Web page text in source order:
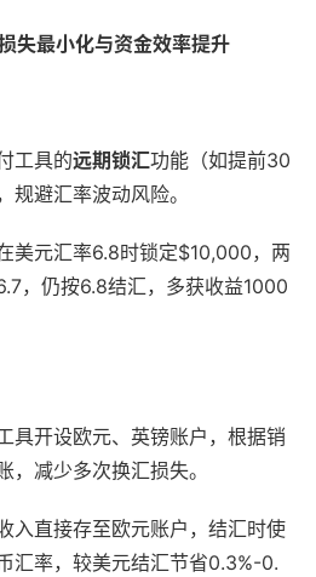
失最小化与资金效率提升
工具的远期锁汇功能（如提前30
规避汇率波动风险。
美元汇率6.8时锁定$10,000，两
，仍按6.8结汇，多获收益1000
具开设欧元、英镑账户，根据销
，减少多次换汇损失。
入直接存至欧元账户，结汇时使
汇率，较美元结汇节省0.3%-0.